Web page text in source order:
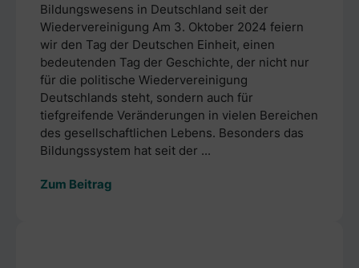
Bildungswesens in Deutschland seit der
Wiedervereinigung Am 3. Oktober 2024 feiern
wir den Tag der Deutschen Einheit, einen
bedeutenden Tag der Geschichte, der nicht nur
für die politische Wiedervereinigung
Deutschlands steht, sondern auch für
tiefgreifende Veränderungen in vielen Bereichen
des gesellschaftlichen Lebens. Besonders das
Bildungssystem hat seit der ...
Zum Beitrag